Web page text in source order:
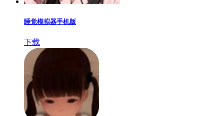
睡觉模拟器手机版
下载